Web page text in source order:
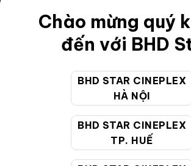
Chào mừng quý
đến với BHD
BHD STAR CINEPLEX
HÀ NỘI
BHD STAR CINEPLEX
TP. HUẾ
Điều khoản
Hướng dẫn đặt vé trực tuyến
Quy định và chính sách chung
Chính sách bảo vệ thông tin cá nhân
CHĂM SÓC KHÁCH HÀNG